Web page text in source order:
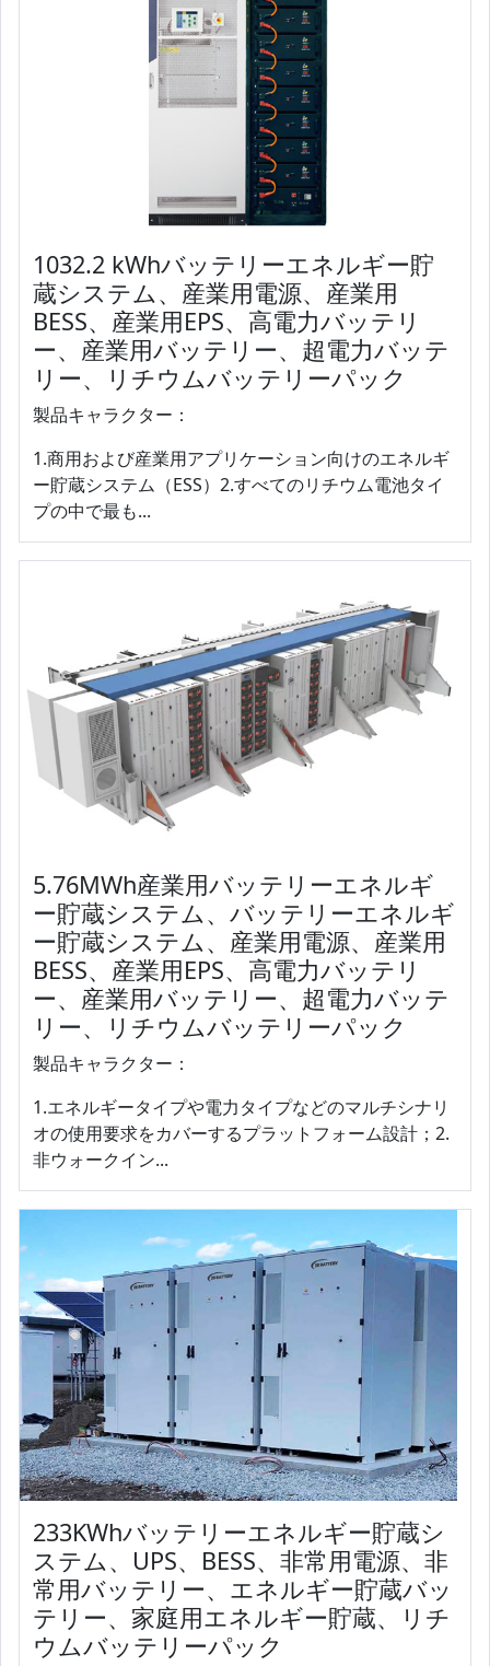
1032.2 kWhバッテリーエネルギー貯
蔵システム、産業用電源、産業用
BESS、産業用EPS、高電力バッテリ
ー、産業用バッテリー、超電力バッテ
リー、リチウムバッテリーパック
製品キャラクター：
1.商用および産業用アプリケーション向けのエネルギ
ー貯蔵システム（ESS）2.すべてのリチウム電池タイ
プの中で最も...
5.76MWh産業用バッテリーエネルギ
ー貯蔵システム、バッテリーエネルギ
ー貯蔵システム、産業用電源、産業用
BESS、産業用EPS、高電力バッテリ
ー、産業用バッテリー、超電力バッテ
リー、リチウムバッテリーパック
製品キャラクター：
1.エネルギータイプや電力タイプなどのマルチシナリ
オの使用要求をカバーするプラットフォーム設計；2.
非ウォークイン...
233KWhバッテリーエネルギー貯蔵シ
ステム、UPS、BESS、非常用電源、非
常用バッテリー、エネルギー貯蔵バッ
テリー、家庭用エネルギー貯蔵、リチ
ウムバッテリーパック